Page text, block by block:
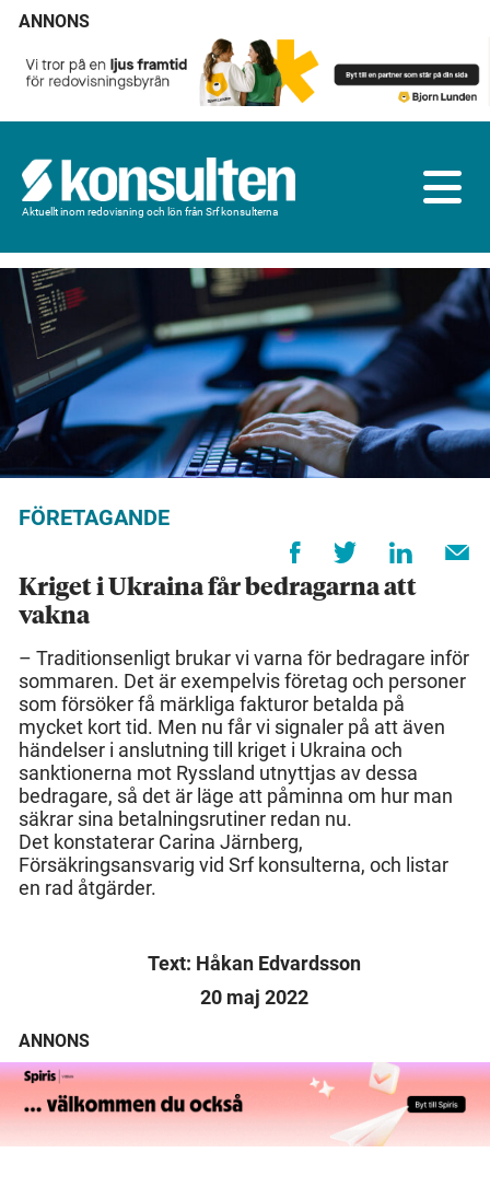
ANNONS
Aktuellt inom redovisning och lön från Srf konsulterna
FÖRETAGANDE
Kriget i Ukraina får bedragarna att
vakna
– Traditionsenligt brukar vi varna för bedragare inför
sommaren. Det är exempelvis företag och personer
som försöker få märkliga fakturor betalda på
mycket kort tid. Men nu får vi signaler på att även
händelser i anslutning till kriget i Ukraina och
sanktionerna mot Ryssland utnyttjas av dessa
bedragare, så det är läge att påminna om hur man
säkrar sina betalningsrutiner redan nu.
Det konstaterar Carina Järnberg,
Försäkringsansvarig vid Srf konsulterna, och listar
en rad åtgärder.
Text: Håkan Edvardsson
20 maj 2022
ANNONS